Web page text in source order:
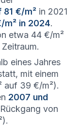
81 €/m² in 2021
m² in 2024.
etwa 44 €/m²
eines Jahres
mit einem
auf 39 €/m²).
2007 und
von